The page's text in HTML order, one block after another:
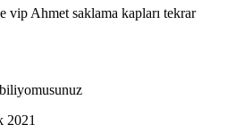
vip Ahmet saklama kapları tekrar
2021